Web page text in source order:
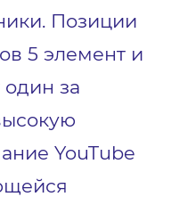
Позиции
5 элемент и
один за
YouTube